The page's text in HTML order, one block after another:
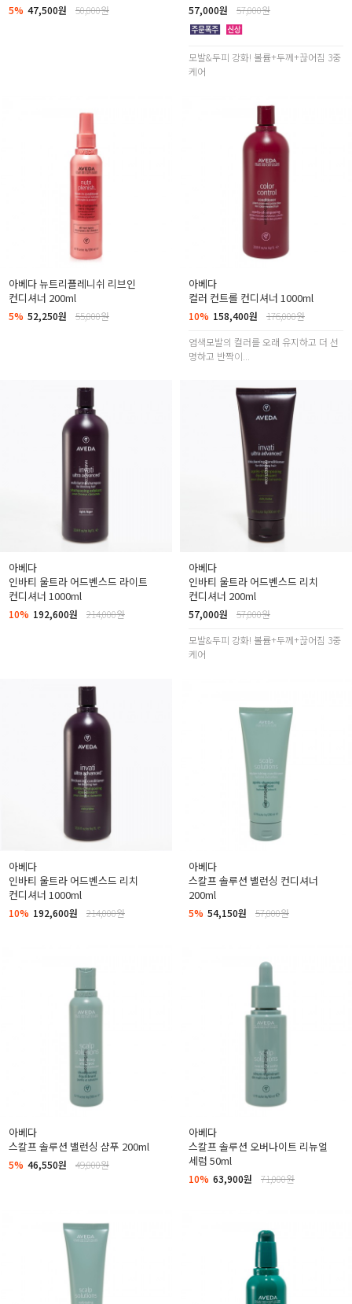
5% 47,500원 50,000원 57,000원 57,000원
모발&두피 강화! 볼륨+두께+끊어짐 3중
케어
아베다 뉴트리플레니쉬 리브인
컨디셔너 200ml
5% 52,250원 55,000원
아베다
컬러 컨트롤 컨디셔너 1000ml
10% 158,400원
176,000원
염색모발의 컬러를 오래 유지하고 더 선
명하고 반짝이...
아베다
인바티 울트라 어드벤스드 라이트
컨디셔너 1000ml
10% 192,600원 214,000원
아베다
인바티 울트라 어드벤스드 리치
컨디셔너 200ml
57,000원
57,000원
모발&두피 강화! 볼륨+두께+끊어짐 3중
케어
아베다
인바티 울트라 어드벤스드 리치
컨디셔너 1000ml
10% 192,600원 214,000원
아베다
스칼프 솔루션 밸런싱 컨디셔너
200ml
5% 54,150원 57,000원
아베다
스칼프 솔루션 밸런싱 샴푸 200ml
5% 46,550원 49,000원
아베다
스칼프 솔루션 오버나이트 리뉴얼
세럼 50ml
10% 63,900원 71,000원